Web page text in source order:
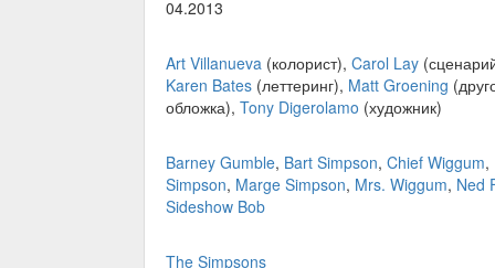
04.2013
Art Villanueva (колорист), Carol Lay
Karen Bates (леттеринг), Matt Groening
обложка), Tony Digerolamo (художник)
Barney Gumble, Bart Simpson, Chief Wiggum,
Simpson, Marge Simpson, Mrs. Wiggum, Ned
Sideshow Bob
The Simpsons